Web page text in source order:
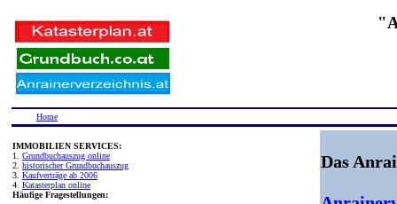
Home
IMMOBILIEN SERVICES:
1. Grundbuchauszug online
2. historischer Grundbuchauszug
3. Kaufverträge ab 2006
4. Katasterplan online
Häufige Fragestellungen:
Das